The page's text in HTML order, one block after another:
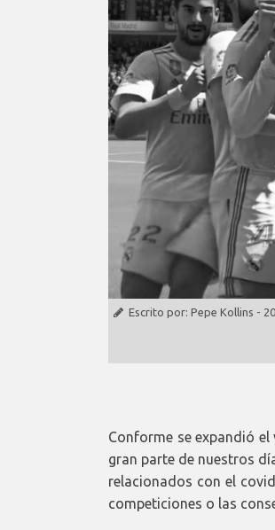
Escrito por: Pepe Kollins -
Conforme se expandió
gran parte de nuestros
relacionados con el
competiciones o las